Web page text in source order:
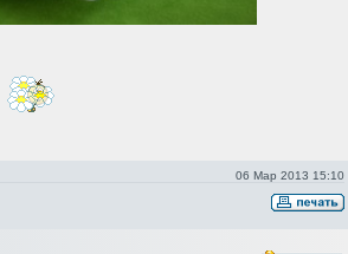
06 Мар 2013 15:10